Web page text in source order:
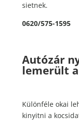
sietnek.
0620/575-1595
Autózár
lemerült
Különféle okai
kinyitni a